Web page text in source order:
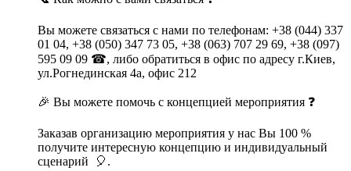
Вы можете связаться с нами по телефонам: +38 (044) 337
01 04, +38 (050) 347 73 05, +38 (063) 707 29 69, +38 (097)
595 09 09 ☎, либо обратиться в офис по адресу г.Киев,
ул.Рогнединская 4а, офис 212
🎉 Вы можете помочь с концепцией мероприятия ❓
Заказав организацию мероприятия у нас Вы 100 %
получите интересную концепцию и индивидуальный
сценарий 🎈.